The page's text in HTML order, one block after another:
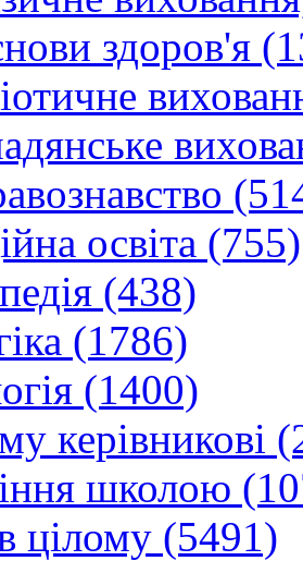
здоров'я
освіта (755)
(438)
(1786)
(1400)
керівникові
школою
цілому (5491)